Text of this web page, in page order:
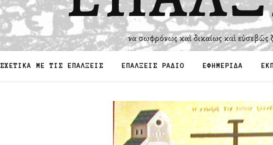
Ἵνα σωφρόνως καὶ δικαίως καὶ
ΣΧΕΤΙΚΑ ΜΕ ΤΙΣ ΕΠΑΛΞΕΙΣ ΕΠΑΛΞΕΙΣ ΡΑΔΙΟ ΕΦΗΜΕΡΙΔΑ